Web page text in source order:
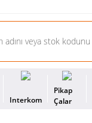
Interkom
Pikap
Çalar